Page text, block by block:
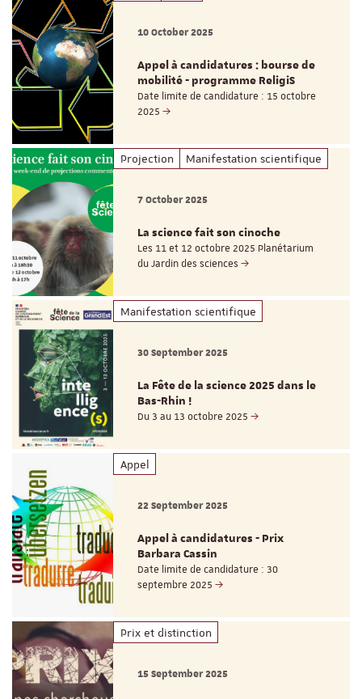
10 October 2025
Appel à candidatures : bourse de
mobilité - programme ReligiS
Date limite de candidature : 15 octobre
2025
Projection Manifestation scientifique
7 October 2025
La science fait son cinoche
Les 11 et 12 octobre 2025 Planétarium
du Jardin des sciences
Manifestation scientifique
30 September 2025
La Fête de la science 2025 dans le
Bas-Rhin !
Du 3 au 13 octobre 2025
Appel
22 September 2025
Appel à candidatures - Prix
Barbara Cassin
Date limite de candidature : 30
septembre 2025
Prix et distinction
15 September 2025